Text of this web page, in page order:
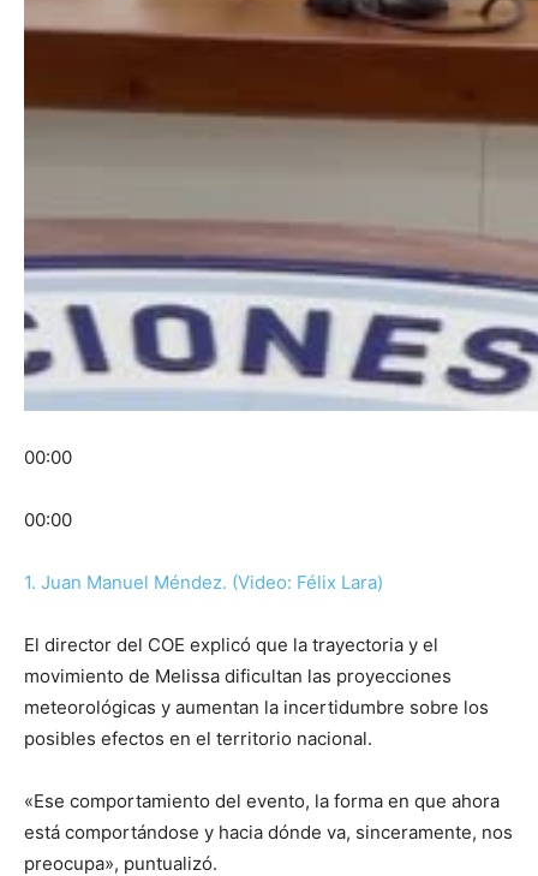
00:00
00:00
1. Juan Manuel Méndez. (Video: Félix Lara)
El director del COE explicó que la trayectoria y el
movimiento de Melissa dificultan las proyecciones
meteorológicas y aumentan la incertidumbre sobre los
posibles efectos en el territorio nacional.
«Ese comportamiento del evento, la forma en que ahora
está comportándose y hacia dónde va, sinceramente, nos
preocupa», puntualizó.